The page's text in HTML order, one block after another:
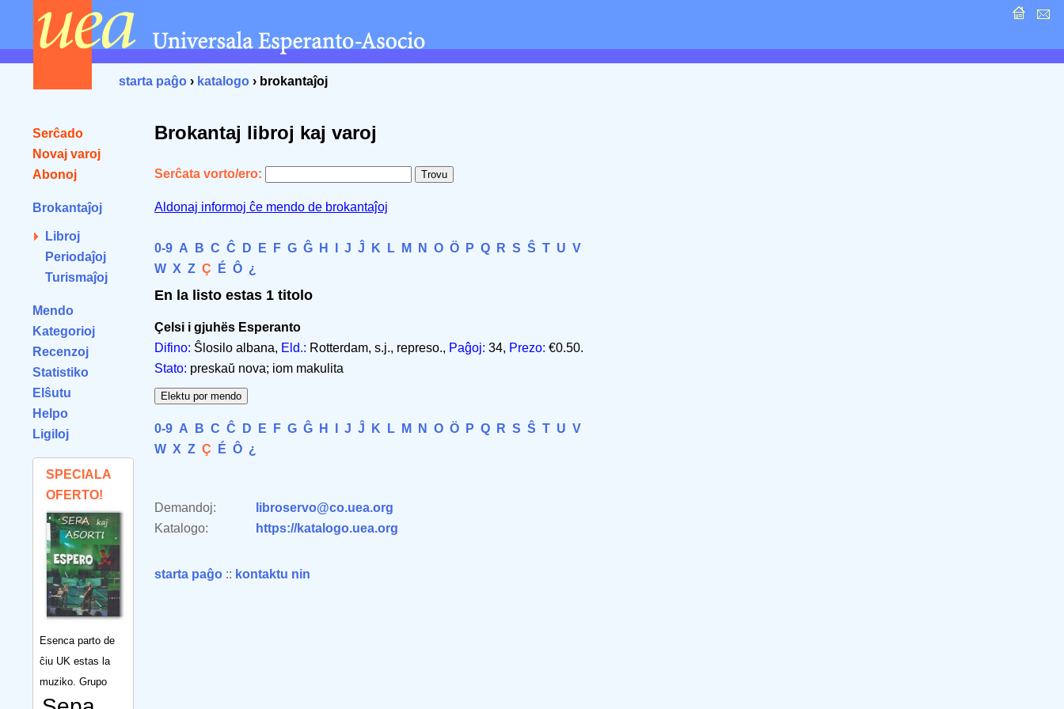
starta paĝo › katalogo › brokantaĵoj
Serĉado
Novaj varoj
Abonoj
Brokantaĵoj
Libroj
Periodaĵoj
Turismaĵoj
Mendo
Kategorioj
Recenzoj
Statistiko
Elŝutu
Helpo
Ligiloj
SPECIALA
OFERTO!
Esenca parto de
ĉiu UK estas la
muziko. Grupo
Brokantaj libroj kaj varoj
Serĉata vorto/ero:
Aldonaj informoj ĉe mendo de brokantaĵoj
0-9 A B C Ĉ D E F G Ĝ H J Ĵ K L M N O Ö P Q R S Ŝ T U V
W X Z Ç É Ô ¿
En la listo estas 1 titolo
Çelsi i gjuhës Esperanto
Difino: Ŝlosilo albana, Eld.: Rotterdam, s.j., represo., Paĝoj: 34, Prezo: €0.50.
Stato: preskaŭ nova; iom makulita
0-9 A B C Ĉ D E F G Ĝ H J Ĵ K L M N O Ö P Q R S Ŝ T U V
W X Z Ç É Ô ¿
Demandoj:
libroservo@co.uea.org
Katalogo:
https://katalogo.uea.org
starta paĝo :: kontaktu nin